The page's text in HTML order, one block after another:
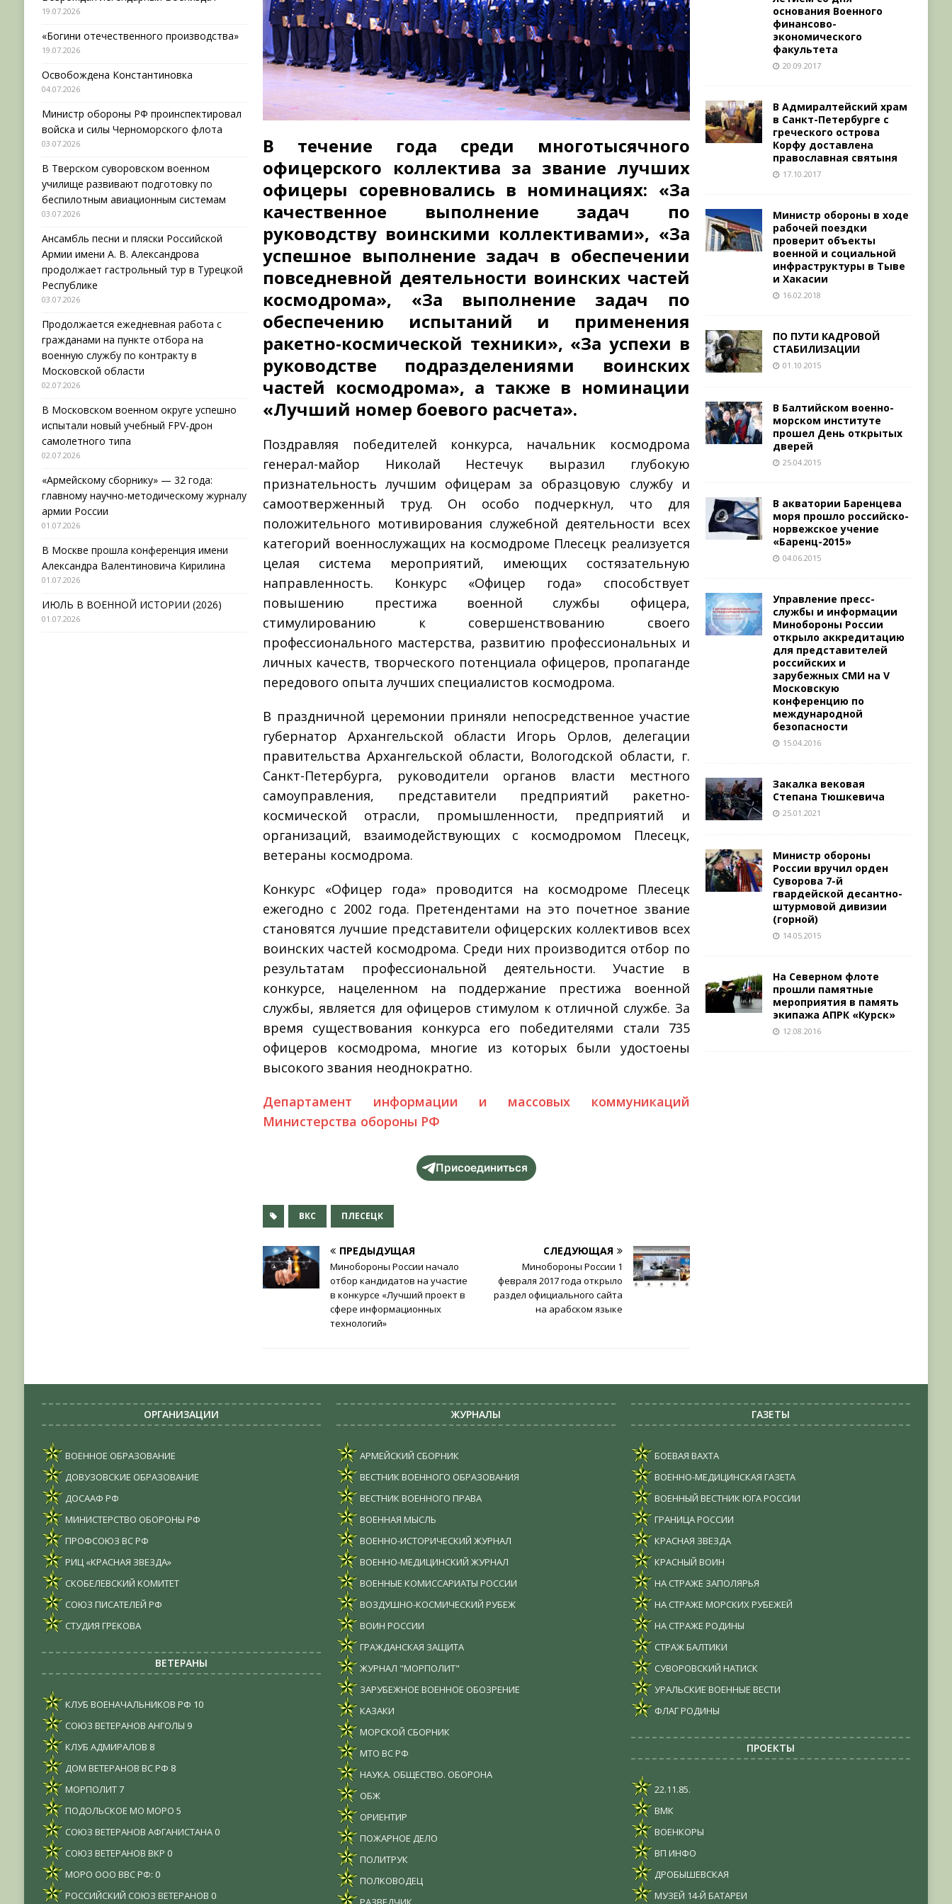
В течение года среди многотысячного
офицерского коллектива за звание лучших
офицеры соревновались в номинациях: «За
качественное выполнение задач по
руководству воинскими коллективами», «За
успешное выполнение задач в обеспечении
повседневной деятельности воинских частей
космодрома», «За выполнение задач по
обеспечению испытаний и применения
ракетно-космической техники», «За успехи в
руководстве подразделениями воинских
частей космодрома», а также в номинации
«Лучший номер боевого расчета».
Поздравляя победителей конкурса, начальник космодрома
генерал-майор Николай Нестечук выразил глубокую
признательность лучшим офицерам за образцовую службу и
самоотверженный труд. Он особо подчеркнул, что для
положительного мотивирования служебной деятельности всех
категорий военнослужащих на космодроме Плесецк реализуется
целая система мероприятий, имеющих состязательную
направленность. Конкурс «Офицер года» способствует
повышению престижа военной службы офицера,
стимулированию к совершенствованию своего
профессионального мастерства, развитию профессиональных и
личных качеств, творческого потенциала офицеров, пропаганде
передового опыта лучших специалистов космодрома.
В праздничной церемонии приняли непосредственное участие
губернатор Архангельской области Игорь Орлов, делегации
правительства Архангельской области, Вологодской области, г.
Санкт-Петербурга, руководители органов власти местного
самоуправления, представители предприятий ракетно-
космической отрасли, промышленности, предприятий и
организаций, взаимодействующих с космодромом Плесецк,
ветераны космодрома.
Конкурс «Офицер года» проводится на космодроме Плесецк
ежегодно с 2002 года. Претендентами на это почетное звание
становятся лучшие представители офицерских коллективов всех
воинских частей космодрома. Среди них производится отбор по
результатам профессиональной деятельности. Участие в
конкурсе, нацеленном на поддержание престижа военной
службы, является для офицеров стимулом к отличной службе. За
время существования конкурса его победителями стали 735
офицеров космодрома, многие из которых были удостоены
высокого звания неоднократно.
Департамент информации и массовых коммуникаций
Министерства обороны РФ
Присоединиться
ВКС ПЛЕСЕЦК
ПРЕДЫДУЩАЯ
Минобороны России начало
отбор кандидатов на участие
в конкурсе «Лучший проект в
сфере информационных
технологий»
СЛЕДУЮЩАЯ
Минобороны России 1
февраля 2017 года открыло
раздел официального сайта
на арабском языке
19.07.2026
«Богини отечественного производства»
19.07.2026
Освобождена Константиновка
04.07.2026
Министр обороны РФ проинспектировал
войска и силы Черноморского флота
03.07.2026
В Тверском суворовском военном
училище развивают подготовку по
беспилотным авиационным системам
03.07.2026
Ансамбль песни и пляски Российской
Армии имени А. В. Александрова
продолжает гастрольный тур в Турецкой
Республике
03.07.2026
Продолжается ежедневная работа с
гражданами на пункте отбора на
военную службу по контракту в
Московской области
02.07.2026
В Московском военном округе успешно
испытали новый учебный FPV-дрон
самолетного типа
02.07.2026
«Армейскому сборнику» — 32 года:
главному научно-методическому журналу
армии России
01.07.2026
В Москве прошла конференция имени
Александра Валентиновича Кирилина
01.07.2026
ИЮЛЬ В ВОЕННОЙ ИСТОРИИ (2026)
01.07.2026
основания Военного
финансово-
экономического
факультета
20.09.2017
В Адмиралтейский храм
в Санкт-Петербурге с
греческого острова
Корфу доставлена
православная святыня
17.10.2017
Министр обороны в ходе
рабочей поездки
проверит объекты
военной и социальной
инфраструктуры в Тыве
и Хакасии
16.02.2018
ПО ПУТИ КАДРОВОЙ
СТАБИЛИЗАЦИИ
01.10.2015
В Балтийском военно-
морском институте
прошел День открытых
дверей
25.04.2015
В акватории Баренцева
моря прошло российско-
норвежское учение
«Баренц-2015»
04.06.2015
Управление пресс-
службы и информации
Минобороны России
открыло аккредитацию
для представителей
российских и
зарубежных СМИ на V
Московскую
конференцию по
международной
безопасности
15.04.2016
Закалка вековая
Степана Тюшкевича
25.01.2021
Министр обороны
России вручил орден
Суворова 7-й
гвардейской десантно-
штурмовой дивизии
(горной)
14.05.2015
На Северном флоте
прошли памятные
мероприятия в память
экипажа АПРК «Курск»
12.08.2016
ОРГАНИЗАЦИИ
ВОЕННОЕ ОБРАЗОВАНИЕ
ДОВУЗОВСКИЕ ОБРАЗОВАНИЕ
ДОСААФ РФ
МИНИСТЕРСТВО ОБОРОНЫ РФ
ПРОФСОЮЗ ВС РФ
РИЦ «КРАСНАЯ ЗВЕЗДА»
СКОБЕЛЕВСКИЙ КОМИТЕТ
СОЮЗ ПИСАТЕЛЕЙ РФ
СТУДИЯ ГРЕКОВА
ВЕТЕРАНЫ
КЛУБ ВОЕНАЧАЛЬНИКОВ РФ 10
СОЮЗ ВЕТЕРАНОВ АНГОЛЫ 9
КЛУБ АДМИРАЛОВ 8
ДОМ ВЕТЕРАНОВ ВС РФ 8
МОРПОЛИТ7
ПОДОЛЬСКОЕ МО МОРО 5
СОЮЗ ВЕТЕРАНОВ АФГАНИСТАНА0
СОЮЗ ВЕТЕРАНОВ ВКР 0
МОРО ООО ВВС РФ: 0
РОССИЙСКИЙ СОЮЗ ВЕТЕРАНОВ 0
ЖУРНАЛЫ
АРМЕЙСКИЙ СБОРНИК
ВЕСТНИК ВОЕННОГО ОБРАЗОВАНИЯ
ВЕСТНИК ВОЕННОГО ПРАВА
ВОЕННАЯ МЫСЛЬ
ВОЕННО-ИСТОРИЧЕСКИЙ ЖУРНАЛ
ВОЕННО-МЕДИЦИНСКИЙ ЖУРНАЛ
ВОЕННЫЕ КОМИССАРИАТЫ РОССИИ
ВОЗДУШНО-КОСМИЧЕСКИЙ РУБЕЖ
ВОИН РОССИИ
ГРАЖДАНСКАЯ ЗАЩИТА
ЖУРНАЛ "МОРПОЛИТ"
ЗАРУБЕЖНОЕ ВОЕННОЕ ОБОЗРЕНИЕ
КАЗАКИ
МОРСКОЙ СБОРНИК
МТО ВС РФ
НАУКА. ОБЩЕСТВО. ОБОРОНА
ОБЖ
ОРИЕНТИР
ПОЖАРНОЕ ДЕЛО
ПОЛИТРУК
ПОЛКОВОДЕЦ
ГАЗЕТЫ
БОЕВАЯ ВАХТА
ВОЕННО-МЕДИЦИНСКАЯ ГАЗЕТА
ВОЕННЫЙ ВЕСТНИК ЮГА РОССИИ
ГРАНИЦА РОССИИ
КРАСНАЯ ЗВЕЗДА
КРАСНЫЙ ВОИН
НА СТРАЖЕ ЗАПОЛЯРЬЯ
НА СТРАЖЕ МОРСКИХ РУБЕЖЕЙ
НА СТРАЖЕ РОДИНЫ
СТРАЖ БАЛТИКИ
СУВОРОВСКИЙ НАТИСК
УРАЛЬСКИЕ ВОЕННЫЕ ВЕСТИ
ФЛАГ РОДИНЫ
ПРОЕКТЫ
22.11.85.
ВМК
ВОЕНКОРЫ
ВП ИНФО
ДРОБЫШЕВСКАЯ
МУЗЕЙ 14-Й БАТАРЕИ